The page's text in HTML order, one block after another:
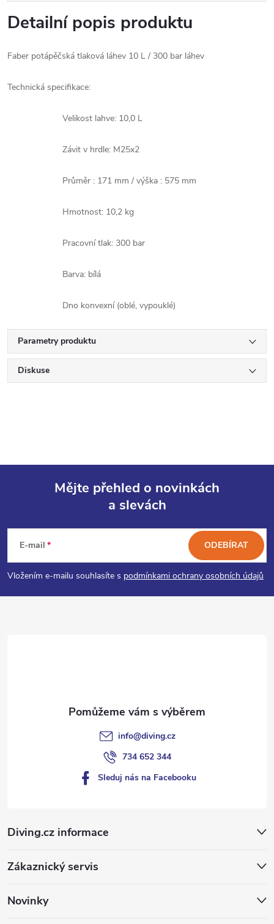
Detailní popis produktu
Faber potápěčská tlaková láhev 10 L / 300 bar láhev
Technická specifikace:
Velikost lahve: 10,0 L
Závit v hrdle: M25x2
Průměr : 171 mm / výška : 575 mm
Hmotnost: 10,2 kg
Pracovní tlak: 300 bar
Barva: bílá
Dno konvexní (oblé, vypouklé)
Parametry produktu
Diskuse
p
a
Mějte přehled o novinkách
a slevách
E-mail
Vložením e-mailu souhlasíte s podmínkami ochrany osobních údajů
ODEBÍRAT
Diving.cz informace
Zákaznický servis
Novinky
info@diving.cz
734 652 344
Sleduj nás na Facebooku